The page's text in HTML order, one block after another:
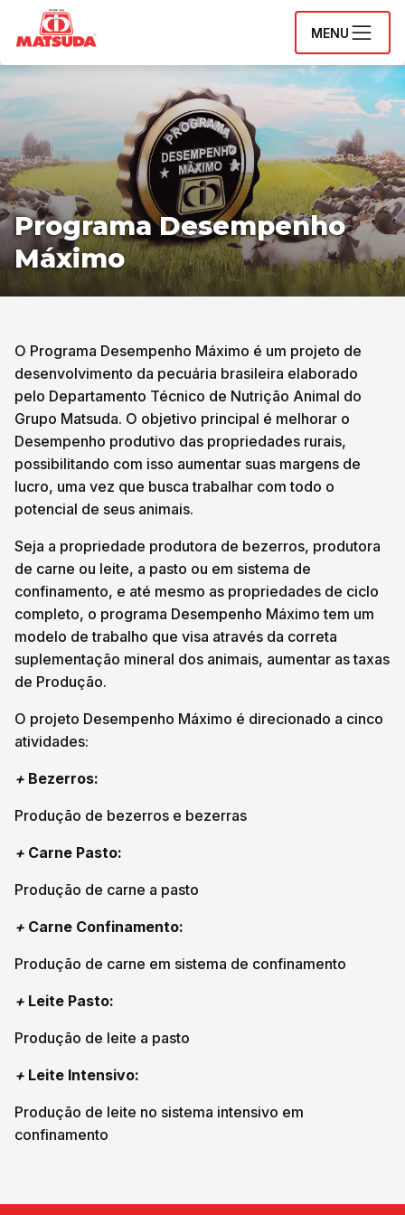
MENU
Programa Desempenho
Máximo
O Programa Desempenho Máximo é um projeto de
desenvolvimento da pecuária brasileira elaborado
pelo Departamento Técnico de Nutrição Animal do
Grupo Matsuda. O objetivo principal é melhorar o
Desempenho produtivo das propriedades rurais,
possibilitando com isso aumentar suas margens de
lucro, uma vez que busca trabalhar com todo o
potencial de seus animais.
Seja a propriedade produtora de bezerros, produtora
de carne ou leite, a pasto ou em sistema de
confinamento, e até mesmo as propriedades de ciclo
completo, o programa Desempenho Máximo tem um
modelo de trabalho que visa através da correta
suplementação mineral dos animais, aumentar as taxas
de Produção.
O projeto Desempenho Máximo é direcionado a cinco
atividades:
+ Bezerros:
Produção de bezerros e bezerras
+ Carne Pasto:
Produção de carne a pasto
+ Carne Confinamento:
Produção de carne em sistema de confinamento
+ Leite Pasto:
Produção de leite a pasto
+ Leite Intensivo:
Produção de leite no sistema intensivo em
confinamento